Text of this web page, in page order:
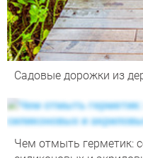
Садовые дорожки из
Чем отмыть герметик: